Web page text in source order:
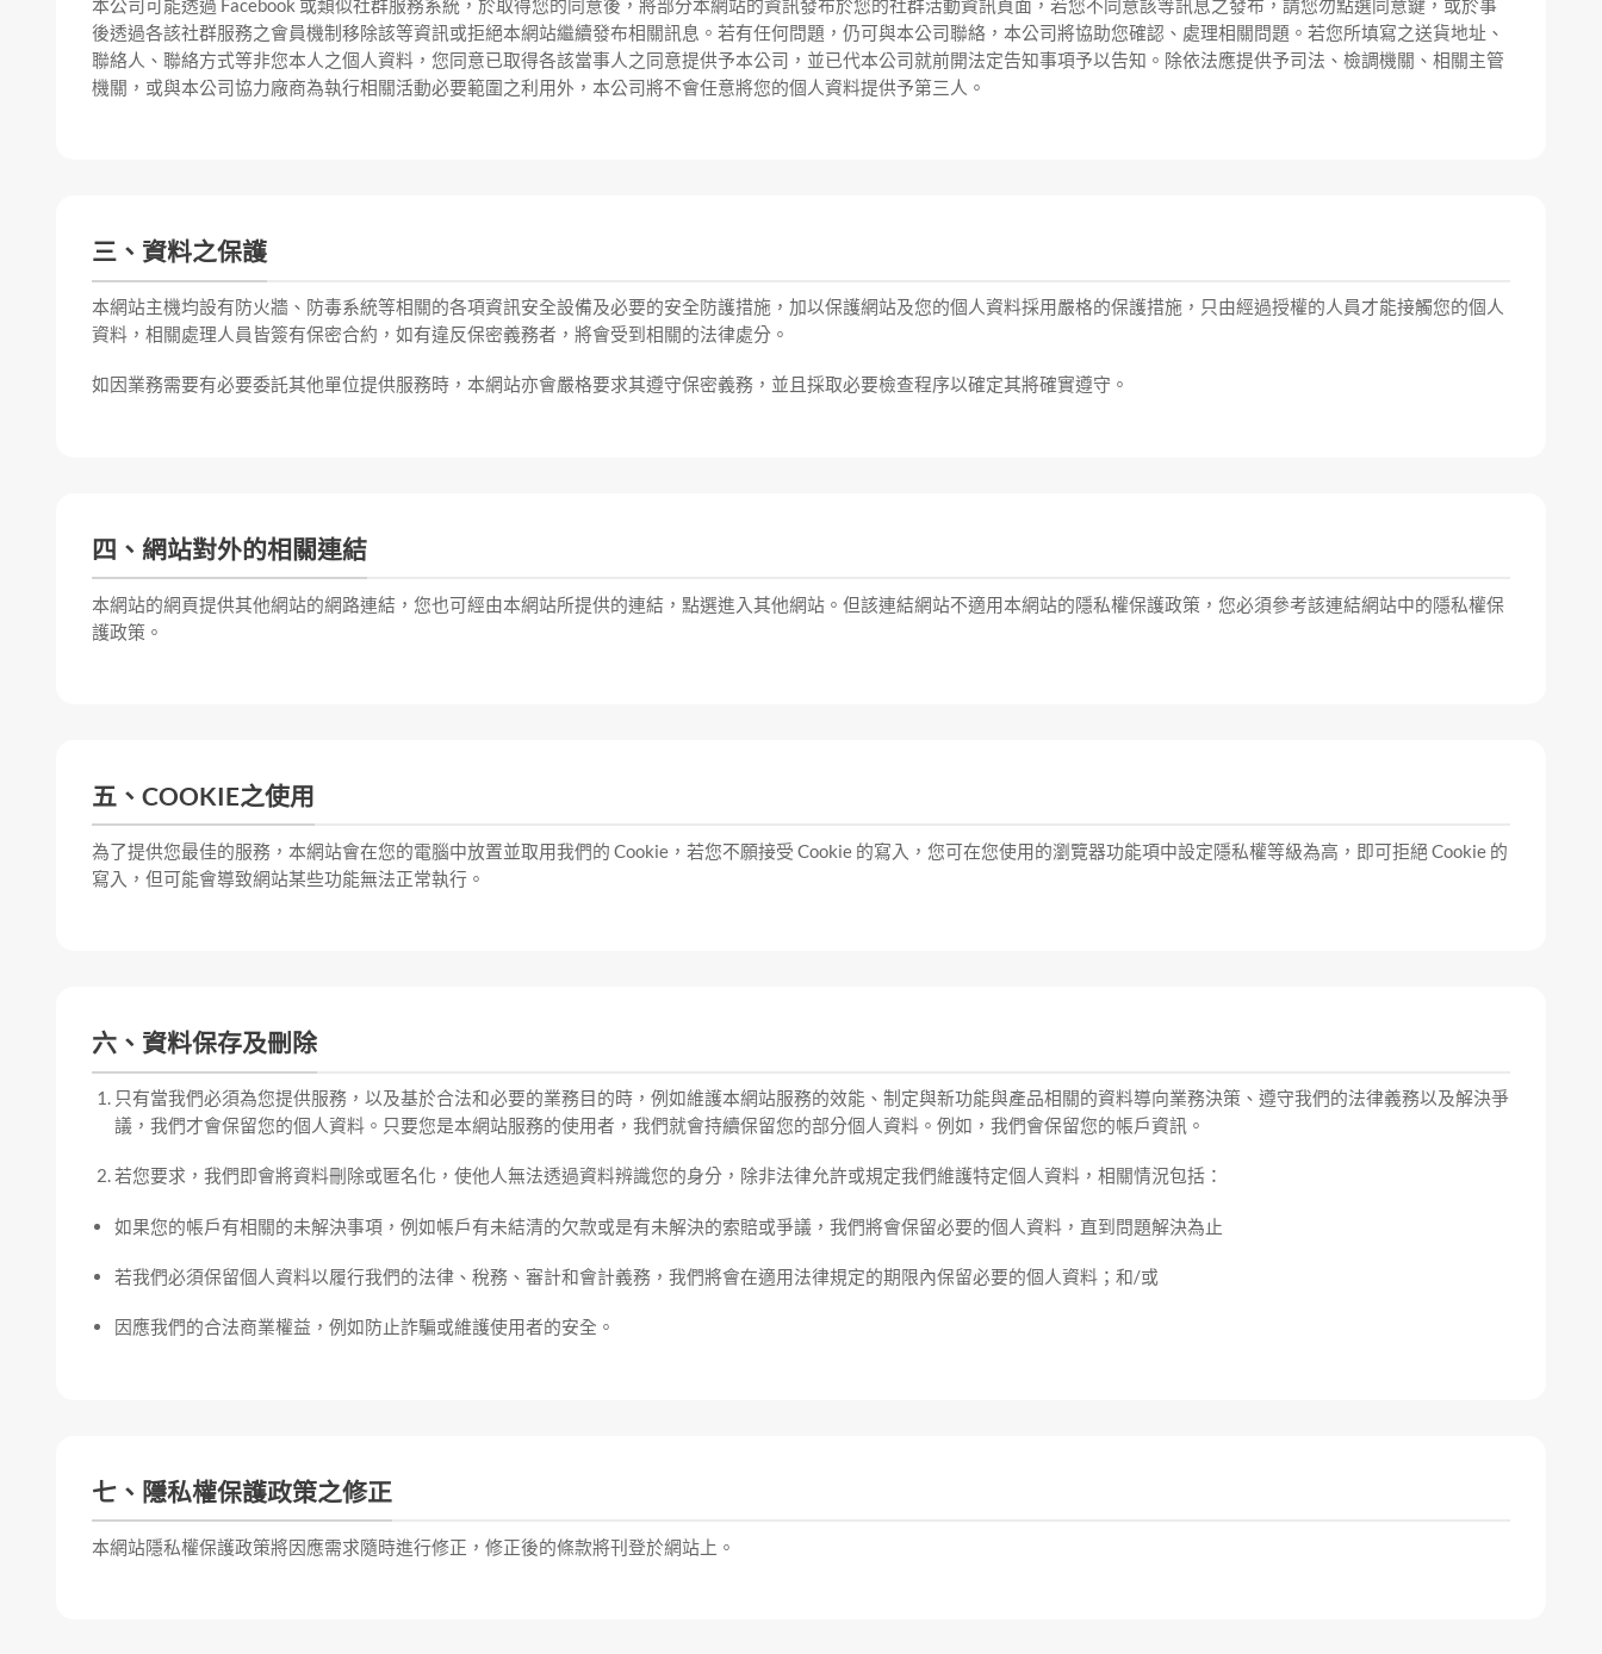
本公司可能透過 Facebook 或類似社群服務系統，於取得您的同意後，將部分本網站的資訊發布於您的社群活動資訊頁面，若您不同意該等訊息之發布，請您勿點選同意鍵，或於事
後透過各該社群服務之會員機制移除該等資訊或拒絕本網站繼續發布相關訊息。若有任何問題，仍可與本公司聯絡，本公司將協助您確認、處理相關問題。若您所填寫之送貨地址、
聯絡人、聯絡方式等非您本人之個人資料，您同意已取得各該當事人之同意提供予本公司，並已代本公司就前開法定告知事項予以告知。除依法應提供予司法、檢調機關、相關主管
機關，或與本公司協力廠商為執行相關活動必要範圍之利用外，本公司將不會任意將您的個人資料提供予第三人。
三、資料之保護
本網站主機均設有防火牆、防毒系統等相關的各項資訊安全設備及必要的安全防護措施，加以保護網站及您的個人資料採用嚴格的保護措施，只由經過授權的人員才能接觸您的個人
資料，相關處理人員皆簽有保密合約，如有違反保密義務者，將會受到相關的法律處分。
如因業務需要有必要委託其他單位提供服務時，本網站亦會嚴格要求其遵守保密義務，並且採取必要檢查程序以確定其將確實遵守。
四、網站對外的相關連結
本網站的網頁提供其他網站的網路連結，您也可經由本網站所提供的連結，點選進入其他網站。但該連結網站不適用本網站的隱私權保護政策，您必須參考該連結網站中的隱私權保
護政策。
五、COOKIE之使用
為了提供您最佳的服務，本網站會在您的電腦中放置並取用我們的 Cookie，若您不願接受 Cookie 的寫入，您可在您使用的瀏覽器功能項中設定隱私權等級為高，即可拒絕 Cookie 的
寫入，但可能會導致網站某些功能無法正常執行。
六、資料保存及刪除
只有當我們必須為您提供服務，以及基於合法和必要的業務目的時，例如維護本網站服務的效能、制定與新功能與產品相關的資料導向業務決策、遵守我們的法律義務以及解決爭
議，我們才會保留您的個人資料。只要您是本網站服務的使用者，我們就會持續保留您的部分個人資料。例如，我們會保留您的帳戶資訊。
若您要求，我們即會將資料刪除或匿名化，使他人無法透過資料辨識您的身分，除非法律允許或規定我們維護特定個人資料，相關情況包括：
如果您的帳戶有相關的未解決事項，例如帳戶有未結清的欠款或是有未解決的索賠或爭議，我們將會保留必要的個人資料，直到問題解決為止
若我們必須保留個人資料以履行我們的法律、稅務、審計和會計義務，我們將會在適用法律規定的期限內保留必要的個人資料；和/或
因應我們的合法商業權益，例如防止詐騙或維護使用者的安全。
七、隱私權保護政策之修正
本網站隱私權保護政策將因應需求隨時進行修正，修正後的條款將刊登於網站上。